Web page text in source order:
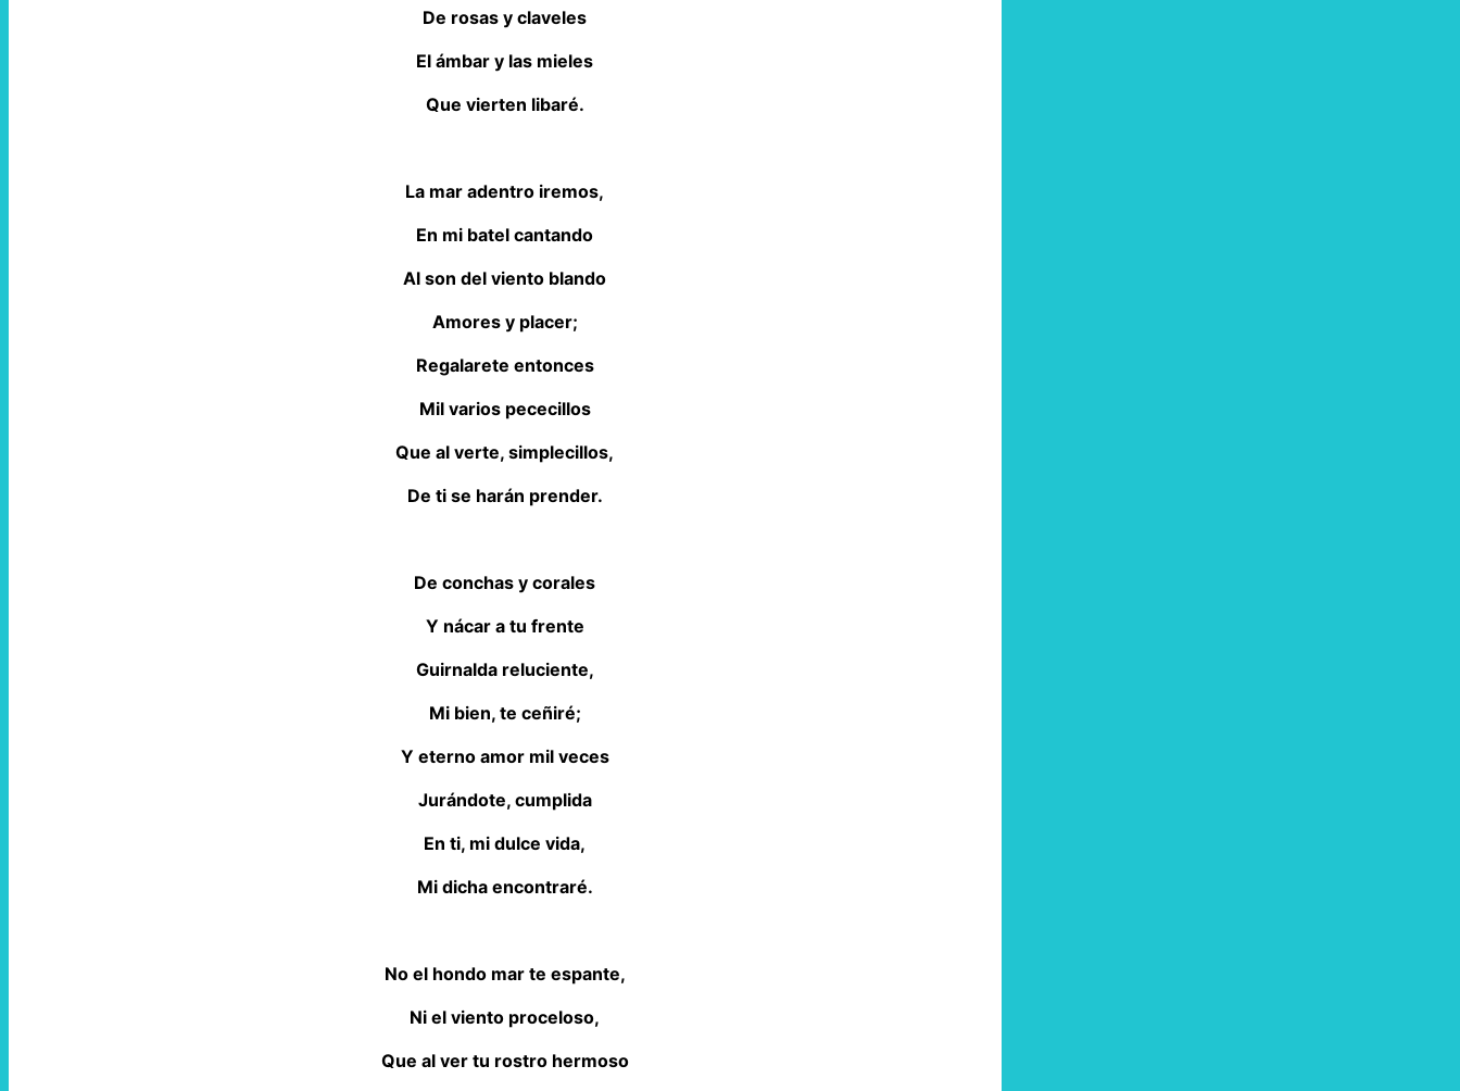
De rosas y claveles
El ámbar y las mieles
Que vierten libaré.
La mar adentro iremos,
En mi batel cantando
Al son del viento blando
Amores y placer;
Regalarete entonces
Mil varios pececillos
Que al verte, simplecillos,
De ti se harán prender.
De conchas y corales
Y nácar a tu frente
Guirnalda reluciente,
Mi bien, te ceñiré;
Y eterno amor mil veces
Jurándote, cumplida
En ti, mi dulce vida,
Mi dicha encontraré.
No el hondo mar te espante,
Ni el viento proceloso,
Que al ver tu rostro hermoso